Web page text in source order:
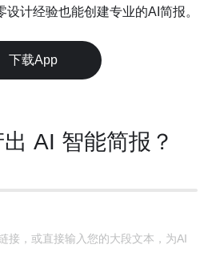
计经验也能创建专业的AI简报。
下载App
AI 智能简报？
接，或直接输入您的大段文本，为AI